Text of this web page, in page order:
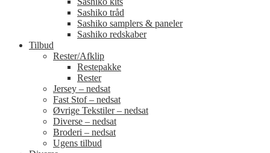
Sashiko tråd
Sashiko samplers & paneler
Sashiko redskaber
Tilbud
Rester/Afklip
Restepakke
Rester
Jersey – nedsat
Fast Stof – nedsat
Øvrige Tekstiler – nedsat
Diverse – nedsat
Broderi – nedsat
Ugens tilbud